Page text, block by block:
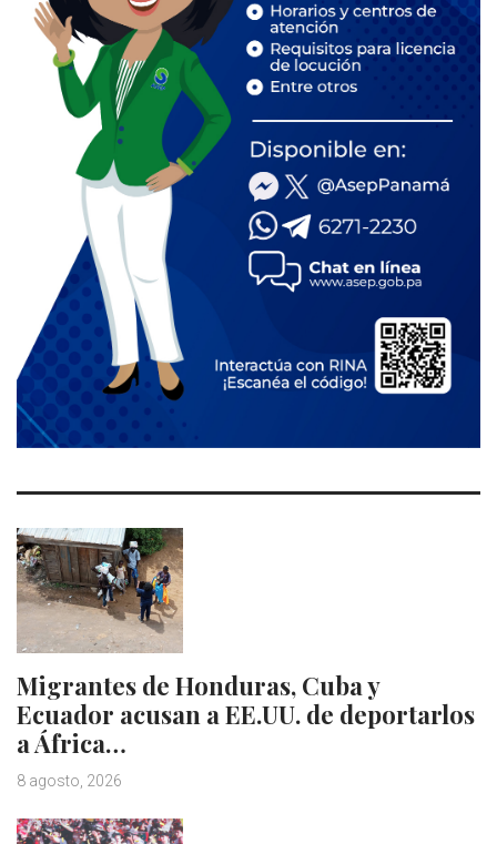
Migrantes de Honduras, Cuba y
Ecuador acusan a EE.UU. de deportarlos
a África…
8 agosto, 2026